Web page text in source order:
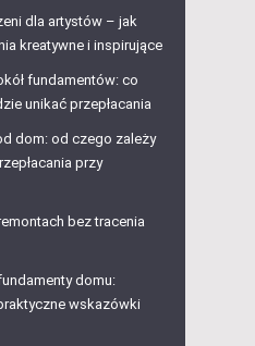
dla artystów – jak
kreatywne i inspirujące
fundamentów: co
unikać przepłacania
dom: od czego zależy
przy
bez tracenia
domu:
wskazówki